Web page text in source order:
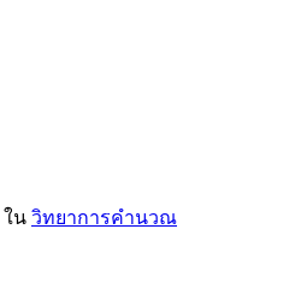
ใน วิทยาการคำนวณ